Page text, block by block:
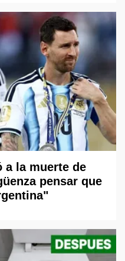
a la muerte de
pensar que